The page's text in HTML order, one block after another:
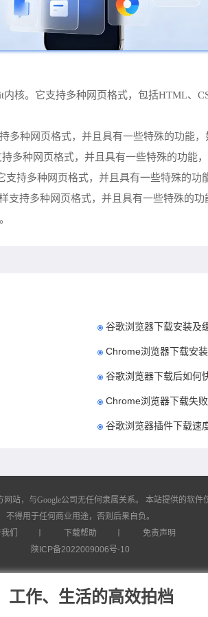
核。它支持多种网页格式，包括HTML、
多种网页格式，并且具有一些特殊的功能，
多种网页格式，并且具有一些特殊的功能
持多种网页格式，并且具有一些特殊的功
支持多种网页格式，并且具有一些特殊的功
谷歌浏览器下载安装及
Chrome浏览器下载安
谷歌浏览器下载后如何
Chrome浏览器下载失
谷歌浏览器插件下载速
站，与Google公司无任何隶属关系。
本站提供的软件
不得用于任何商业用途，否则后果自负。
们
下载帮助
免责声明
陕ICP备2022009006号-10
工作、生活的高效拍档